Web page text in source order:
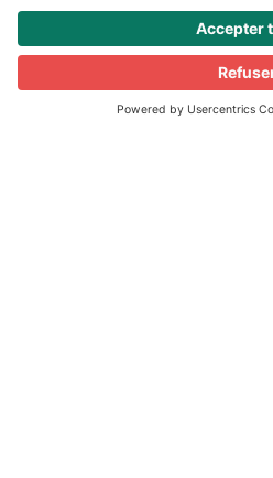
Tous les 1 an
Tous les 5 ans
Aucunes des 3